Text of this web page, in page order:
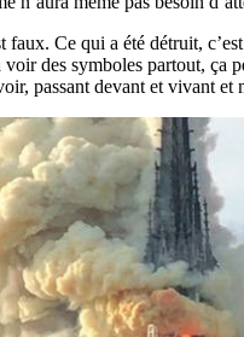
Ce qui a été détruit,
des symboles partout, ça
passant devant et vivant